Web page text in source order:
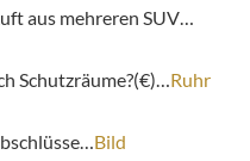
aus mehreren SUV…
Schutzräume?(€)…Ruhr
Bild